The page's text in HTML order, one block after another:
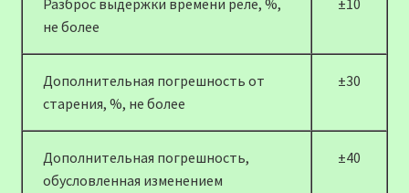
Разброс выдержки времени реле, %,
не более
±10
Дополнительная погрешность от
старения, %, не более
±30
Дополнительная погрешность,
обусловленная изменением
±40